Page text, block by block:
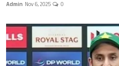
Admin Nov 6, 2025 0